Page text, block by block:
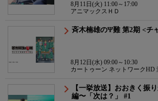
8月11日(火) 11:00～17:00
アニマックスＨＤ
斉木楠雄のΨ難 第2期 <チ
8月12日(水) 09:00～10:30
カートゥーン ネットワークHD
【一挙放送】おおきく振
編〜「次は？」 #1